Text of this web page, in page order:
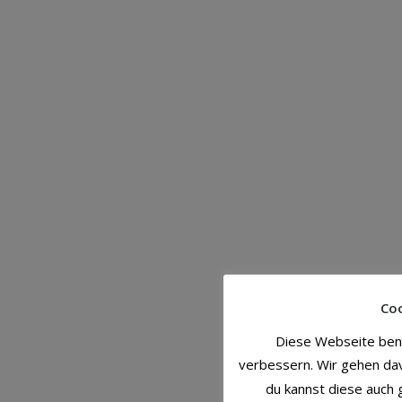
Diese Webseite
verbessern. Wir gehen
du kannst diese